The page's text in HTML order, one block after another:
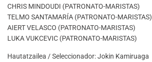
CHRIS MINDOUDI (PATRONATO-MARISTAS)
TELMO SANTAMARÍA (PATRONATO-MARISTAS)
AIERT VELASCO (PATRONATO-MARISTAS)
LUKA VUKCEVIC (PATRONATO-MARISTAS)
Hautatzailea / Seleccionador: Jokin Kamiruaga